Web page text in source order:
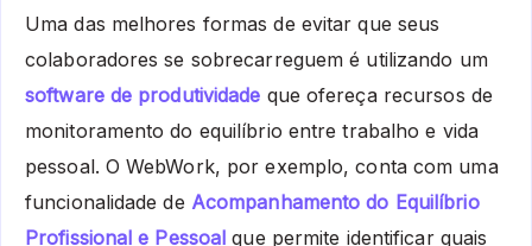
Uma das melhores formas de evitar que seus
colaboradores se sobrecarreguem é utilizando um
software de produtividade que ofereça recursos de
monitoramento do equilíbrio entre trabalho e vida
pessoal. O WebWork, por exemplo, conta com uma
funcionalidade de Acompanhamento do Equilíbrio
Profissional e Pessoal que permite identificar quais